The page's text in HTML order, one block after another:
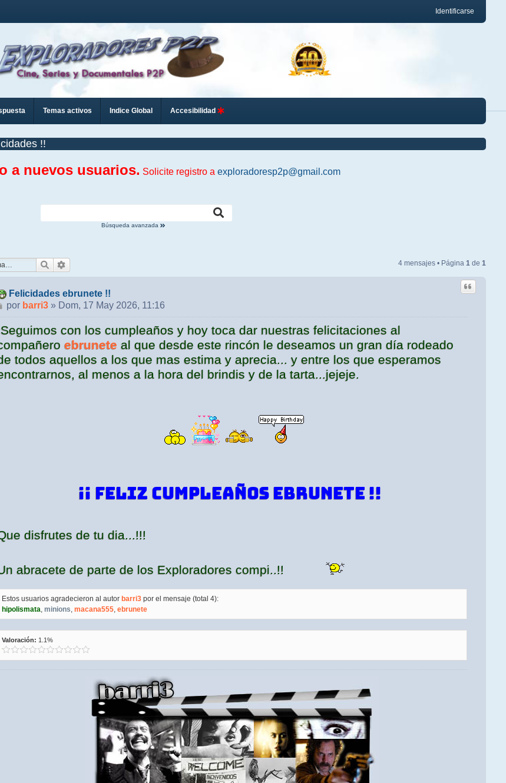
Identificarse
Temas activos Indice Global Accesibilidad
!!
a nuevos usuarios. Solicite registro a exploradoresp2p@gmail.com
Búsqueda avanzada
Buscar 4 mensajes • Página 1de 1
Felicidades ebrunete !!
Mensaje
por barri3 » Dom, 17 May 2026, 11:16
Seguimos con los cumpleaños y hoy toca dar nuestras felicitaciones al
ebrunete al que desde este rincón le deseamos un gran día rodeado
todos aquellos a los que mas estima y aprecia... y entre los que esperamos
al menos a la hora del brindis y de la tarta...jejeje.
¡¡ FELIZ CUMPLEAÑOS ebrunete !!
disfrutes de tu dia...!!!
abracete de parte de los Exploradores compi..!!
Estos usuarios agradecieron al autor barri3por el mensaje (total 4):
hipolismata, minions, macana555, ebrunete
Valoración: 1.1%